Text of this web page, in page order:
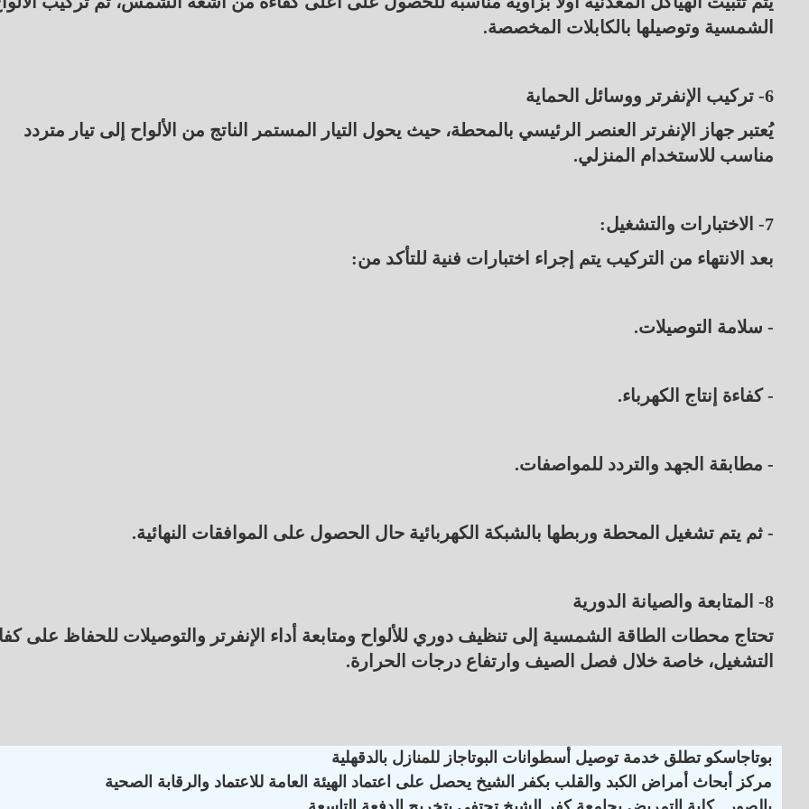
الشمسية وتوصيلها بالكابلات المخصصة.
6- تركيب الإنفرتر ووسائل الحماية
يُعتبر جهاز الإنفرتر العنصر الرئيسي بالمحطة، حيث يحول التيار المستمر الناتج من الألواح إلى تيار متردد
مناسب للاستخدام المنزلي.
7- الاختبارات والتشغيل:
بعد الانتهاء من التركيب يتم إجراء اختبارات فنية للتأكد من:
- سلامة التوصيلات.
- كفاءة إنتاج الكهرباء.
- مطابقة الجهد والتردد للمواصفات.
- ثم يتم تشغيل المحطة وربطها بالشبكة الكهربائية حال الحصول على الموافقات النهائية.
8- المتابعة والصيانة الدورية
تحتاج محطات الطاقة الشمسية إلى تنظيف دوري للألواح ومتابعة أداء الإنفرتر والتوصيلات للحفاظ على
التشغيل، خاصة خلال فصل الصيف وارتفاع درجات الحرارة.
بوتاجاسكو تطلق خدمة توصيل أسطوانات البوتاجاز للمنازل بالدقهلية
مركز أبحاث أمراض الكبد والقلب بكفر الشيخ يحصل على اعتماد الهيئة العامة للاعتماد والرقابة الصحية